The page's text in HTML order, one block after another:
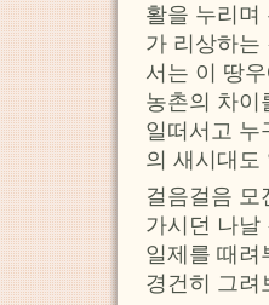
활을 누리며
가 리상하는
서는 이 땅
농촌의 차이
일떠서고 누
의 새시대도
걸음걸음
가시던 나날
일제를 때려
경건히 그려